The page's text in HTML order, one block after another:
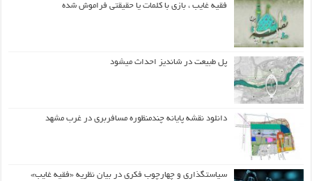
فقیه غایب ، بازی با کلمات یا حقیقتی فراموش شده
پل طبیعت در شاندیز احداث میشود
دانلود نقشه پایانه چندمنظوره مسافربری در غرب مشهد
سیاستگذاری و چهارچوب فکری در بیان نظریه «فقیه غایب»